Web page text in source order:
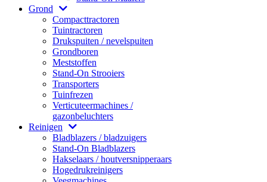
Grond
Compacttractoren
Tuintractoren
Drukspuiten / nevelspuiten
Grondboren
Meststoffen
Stand-On Strooiers
Transporters
Tuinfrezen
Verticuteermachines /
gazonbeluchters
Reinigen
Bladblazers / bladzuigers
Stand-On Bladblazers
Hakselaars / houtversnipperaars
Hogedrukreinigers